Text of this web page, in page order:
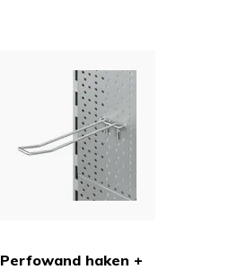
Perfowand haken +